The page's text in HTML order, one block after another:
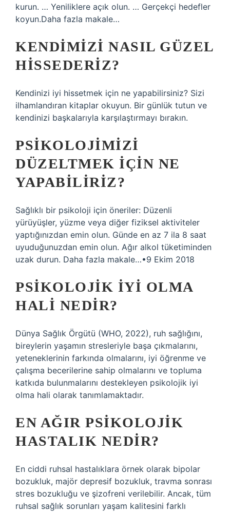
kurun. … Yeniliklere açık olun. … Gerçekçi hedefler
koyun.Daha fazla makale…
KENDIMIZI NASIL GÜZEL
HISSEDERIZ?
Kendinizi iyi hissetmek için ne yapabilirsiniz? Sizi
ilhamlandıran kitaplar okuyun. Bir günlük tutun ve
kendinizi başkalarıyla karşılaştırmayı bırakın.
PSIKOLOJIMIZI
DÜZELTMEK IÇIN NE
YAPABILIRIZ?
Sağlıklı bir psikoloji için öneriler: Düzenli
yürüyüşler, yüzme veya diğer fiziksel aktiviteler
yaptığınızdan emin olun. Günde en az 7 ila 8 saat
uyuduğunuzdan emin olun. Ağır alkol tüketiminden
uzak durun. Daha fazla makale…•9 Ekim 2018
PSIKOLOJIK IYI OLMA
HALI NEDIR?
Dünya Sağlık Örgütü (WHO, 2022), ruh sağlığını,
bireylerin yaşamın stresleriyle başa çıkmalarını,
yeteneklerinin farkında olmalarını, iyi öğrenme ve
çalışma becerilerine sahip olmalarını ve topluma
katkıda bulunmalarını destekleyen psikolojik iyi
olma hali olarak tanımlamaktadır.
EN AĞIR PSIKOLOJIK
HASTALIK NEDIR?
En ciddi ruhsal hastalıklara örnek olarak bipolar
bozukluk, majör depresif bozukluk, travma sonrası
stres bozukluğu ve şizofreni verilebilir. Ancak, tüm
ruhsal sağlık sorunları yaşam kalitesini farklı